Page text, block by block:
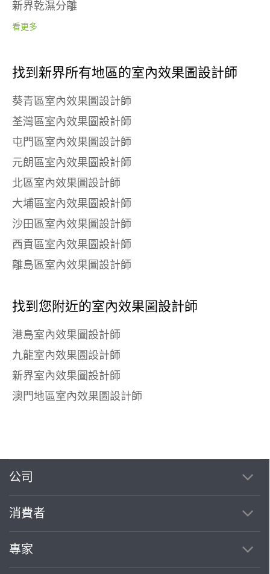
新界乾濕分離
看更多
找到新界所有地區的室內效果圖設計師
葵青區室內效果圖設計師
荃灣區室內效果圖設計師
屯門區室內效果圖設計師
元朗區室內效果圖設計師
北區室內效果圖設計師
大埔區室內效果圖設計師
沙田區室內效果圖設計師
西貢區室內效果圖設計師
離島區室內效果圖設計師
找到您附近的室內效果圖設計師
港島室內效果圖設計師
九龍室內效果圖設計師
新界室內效果圖設計師
澳門地區室內效果圖設計師
公司
消費者
專家